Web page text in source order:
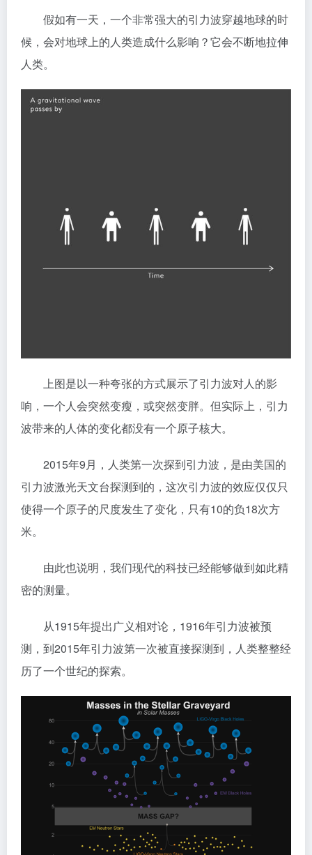
假如有一天，一个非常强大的引力波穿越地球的时
候，会对地球上的人类造成什么影响？它会不断地拉伸
人类。
上图是以一种夸张的方式展示了引力波对人的影
响，一个人会突然变瘦，或突然变胖。但实际上，引力
波带来的人体的变化都没有一个原子核大。
2015年9月，人类第一次探到引力波，是由美国的
引力波激光天文台探测到的，这次引力波的效应仅仅只
使得一个原子的尺度发生了变化，只有10的负18次方
米。
由此也说明，我们现代的科技已经能够做到如此精
密的测量。
从1915年提出广义相对论，1916年引力波被预
测，到2015年引力波第一次被直接探测到，人类整整经
历了一个世纪的探索。